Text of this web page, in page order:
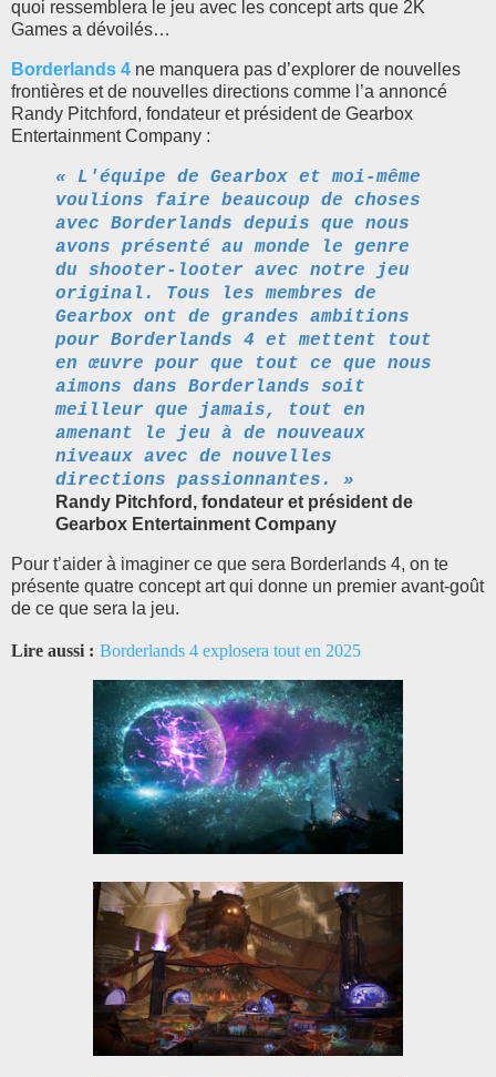
quoi ressemblera le jeu avec les concept arts que 2K
Games a dévoilés…
Borderlands 4 ne manquera pas d’explorer de nouvelles
frontières et de nouvelles directions comme l’a annoncé
Randy Pitchford, fondateur et président de Gearbox
Entertainment Company :
« L'équipe de Gearbox et moi-même
voulions faire beaucoup de choses
avec Borderlands depuis que nous
avons présenté au monde le genre
du shooter-looter avec notre jeu
original. Tous les membres de
Gearbox ont de grandes ambitions
pour Borderlands 4 et mettent tout
en œuvre pour que tout ce que nous
aimons dans Borderlands soit
meilleur que jamais, tout en
amenant le jeu à de nouveaux
niveaux avec de nouvelles
directions passionnantes. »
Randy Pitchford, fondateur et président de
Gearbox Entertainment Company
Pour t’aider à imaginer ce que sera Borderlands 4, on te
présente quatre concept art qui donne un premier avant-goût
de ce que sera la jeu.
Lire aussi : Borderlands 4 explosera tout en 2025